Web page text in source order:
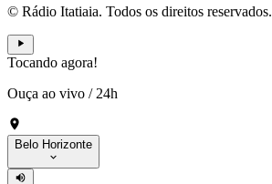
© Rádio Itatiaia. Todos os direitos reservados.
Tocando agora!
Ouça ao vivo / 24h
Belo Horizonte